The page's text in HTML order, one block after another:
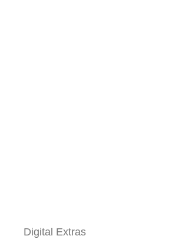
Digital Extras